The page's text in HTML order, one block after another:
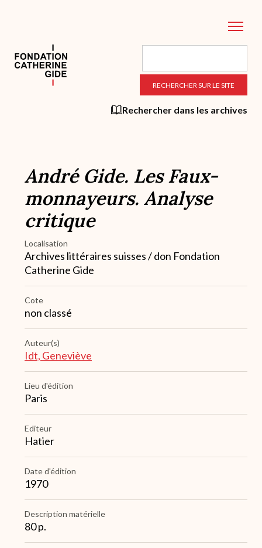
principal
Rechercher dans les archives
André Gide. Les Faux-
monnayeurs. Analyse
critique
Localisation
Archives littéraires suisses / don Fondation
Catherine Gide
Cote
non classé
Auteur(s)
Idt, Geneviève
Lieu d'édition
Paris
Editeur
Hatier
Date d'édition
1970
Description matérielle
80 p.